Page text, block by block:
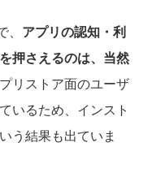
アプリの認知・利
押さえるのは、当然
リストア面のユーザ
いるため、インスト
う結果も出ていま